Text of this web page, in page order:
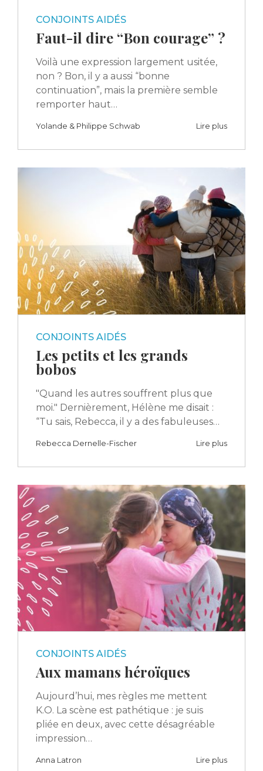
CONJOINTS AIDÉS
Faut-il dire “Bon courage” ?
Voilà une expression largement usitée,
non ? Bon, il y a aussi “bonne
continuation”, mais la première semble
remporter haut…
Yolande & Philippe Schwab Lire plus
CONJOINTS AIDÉS
Les petits et les grands
bobos
"Quand les autres souffrent plus que
moi." Dernièrement, Hélène me disait :
“Tu sais, Rebecca, il y a des fabuleuses…
Rebecca Dernelle-Fischer Lire plus
CONJOINTS AIDÉS
Aux mamans héroïques
Aujourd’hui, mes règles me mettent
K.O. La scène est pathétique : je suis
pliée en deux, avec cette désagréable
impression…
Anna Latron Lire plus